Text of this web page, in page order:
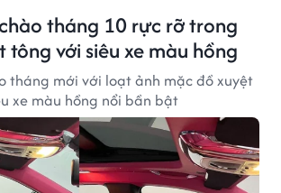
tháng 10 rực rỡ trong
tông với siêu xe màu hồng
tháng mới với loạt ảnh mặc đồ xuyệt
xe màu hồng nổi bần bật